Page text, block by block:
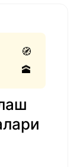
🧭
🕋